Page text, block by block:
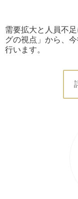
需要拡大と人員不
グの視点」から、
行います。